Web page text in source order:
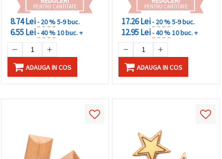
PENTRU CANTITATE
8.74 Lei- 20 %5-9 buc.
6.55 Lei- 40 %10 buc. +
ADAUGA IN COS
PENTRU CANTITATE
17.26 Lei- 20 %5-9 buc.
12.95 Lei- 40 %10 buc. +
ADAUGA IN COS